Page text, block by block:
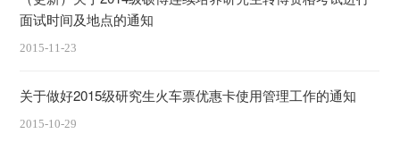
面试时间及地点的通知
2015-11-23
关于做好2015级研究生火车票优惠卡使用管理工作的通知
2015-10-29